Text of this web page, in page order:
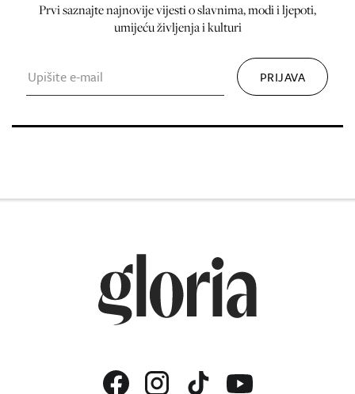
Prvi saznajte najnovije vijesti o slavnima, modi i ljepoti,
umijeću življenja i kulturi